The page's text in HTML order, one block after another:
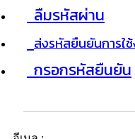
ลืมรหัสผ่าน
ส่งรหัสยืนยันการใ
กรอกรหัสยืนยัน